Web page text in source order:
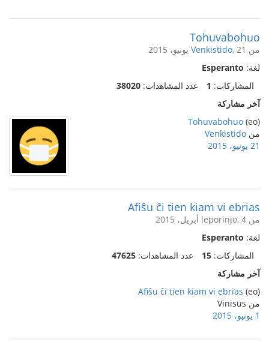
Tohuvabohuo
من Venkistido, 21 يونيو، 2015
لغة: Esperanto
المشاركات: 1 عدد المشاهدات: 38020
آخر مشاركة
(eo)
Tohuvabohuo
من Venkistido
21 يونيو، 2015
Afiŝu ĉi tien kiam vi ebrias
من leporinjo, 4 أبريل، 2015
لغة: Esperanto
المشاركات: 15 عدد المشاهدات: 47625
آخر مشاركة
(eo)
Afiŝu ĉi tien kiam vi ebrias
من Vinisus
1 يونيو، 2015